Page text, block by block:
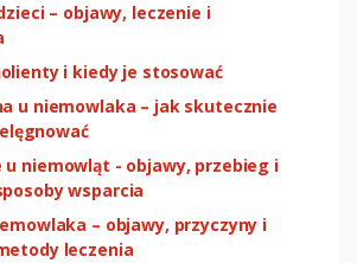
– objawy, leczenie i
i kiedy je stosować
u niemowlaka – jak skutecznie
u niemowląt - objawy, przebieg i
wsparcia
– objawy, przyczyny i
leczenia